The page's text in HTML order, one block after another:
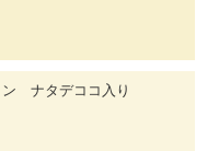
ナタデココ入り